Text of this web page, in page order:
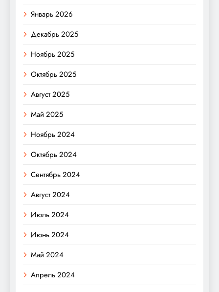
Январь 2026
Декабрь 2025
Ноябрь 2025
Октябрь 2025
Август 2025
Май 2025
Ноябрь 2024
Октябрь 2024
Сентябрь 2024
Август 2024
Июль 2024
Июнь 2024
Май 2024
Апрель 2024